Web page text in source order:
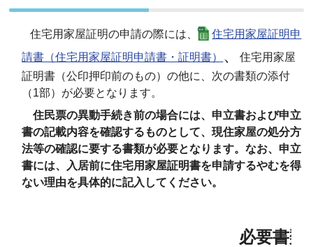
住宅用家屋証明の申請の際には、
住宅用家屋証明申
請書（住宅用家屋証明申請書・証明書） 、住宅用家屋
証明書（公印押印前のもの）の他に、次の書類の添付
（1部）が必要となります。
住民票の異動手続き前の場合には、申立書および申立
書の記載内容を確認するものとして、現住家屋の処分方
法等の確認に要する書類が必要となります。なお、申立
書には、入居前に住宅用家屋証明書を申請するやむを得
ない理由を具体的に記入してください。
必要書類